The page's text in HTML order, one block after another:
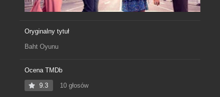
Oryginalny tytuł
Baht Oyunu
Ocena TMDb
9.3 10 głosów